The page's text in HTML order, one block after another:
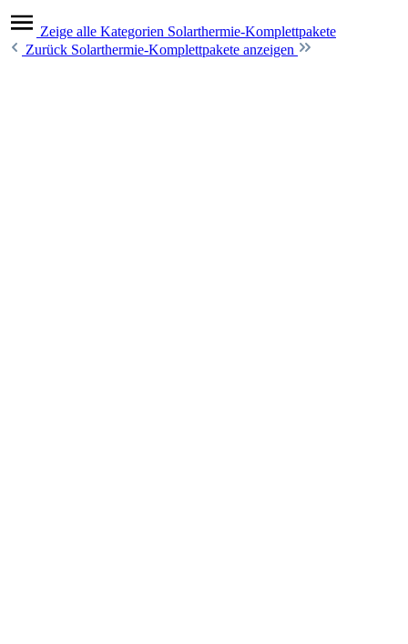
Zeige alle Kategorien Solarthermie-Komplettpakete
Zurück Solarthermie-Komplettpakete anzeigen